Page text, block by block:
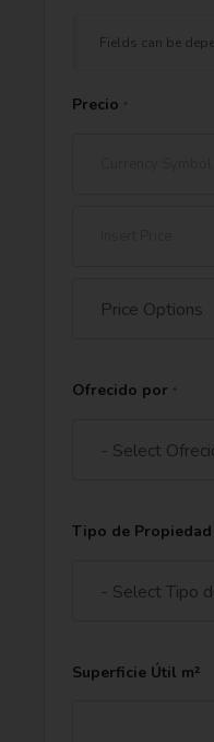
Fields can be
Precio *
Price Options
Ofrecido por *
- Select
Tipo de Propiedad
- Select Tipo
Superficie Útil m²